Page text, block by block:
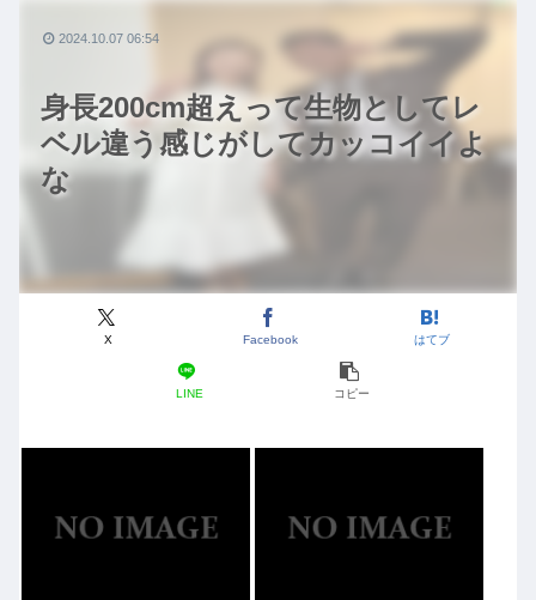
身長200cm超えって生物としてレ
ベル違う感じがしてカッコイイよ
な
X Facebook はてブ
LINE コピー
2024.10.07 06:54